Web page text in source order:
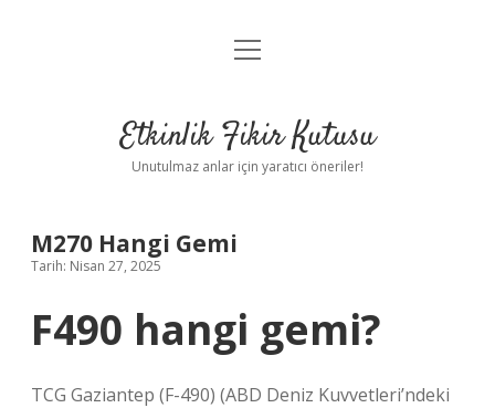
Anasayfa
Yasal Uyarı
menüyü
Etkinlik Fikir Kutusu
Unutulmaz anlar için yaratıcı öneriler!
M270 Hangi Gemi
Tarih: Nisan 27, 2025
F490 hangi gemi?
TCG Gaziantep (F-490) (ABD Deniz Kuvvetleri’ndeki